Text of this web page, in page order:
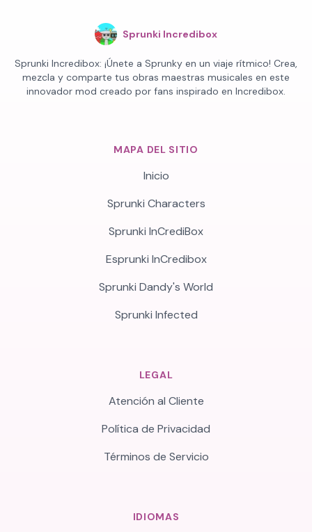
Sprunki Incredibox
Sprunki Incredibox: ¡Únete a Sprunky en un viaje rítmico! Crea,
mezcla y comparte tus obras maestras musicales en este
innovador mod creado por fans inspirado en Incredibox.
MAPA DEL SITIO
Inicio
Sprunki Characters
Sprunki InCrediBox
Esprunki InCredibox
Sprunki Dandy's World
Sprunki Infected
LEGAL
Atención al Cliente
Política de Privacidad
Términos de Servicio
IDIOMAS